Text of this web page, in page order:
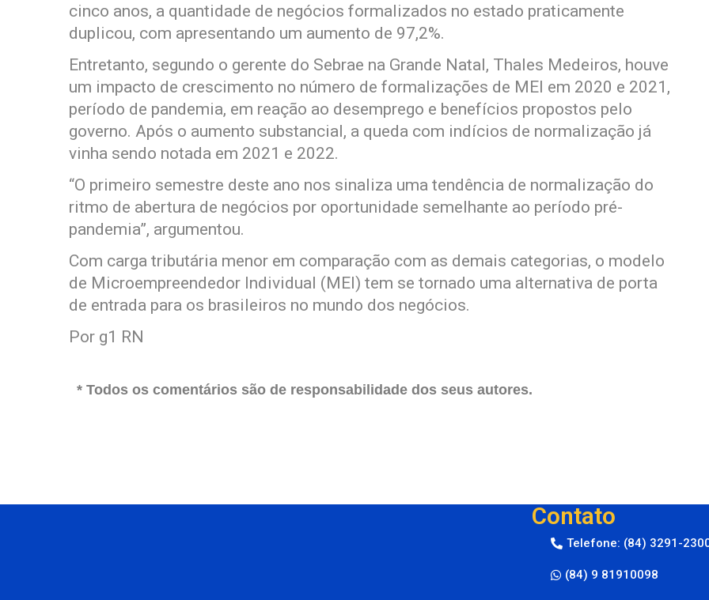
cinco anos, a quantidade de negócios formalizados no estado praticamente
duplicou, com apresentando um aumento de 97,2%.
Entretanto, segundo o gerente do Sebrae na Grande Natal, Thales Medeiros, houve
um impacto de crescimento no número de formalizações de MEI em 2020 e 2021,
período de pandemia, em reação ao desemprego e benefícios propostos pelo
governo. Após o aumento substancial, a queda com indícios de normalização já
vinha sendo notada em 2021 e 2022.
“O primeiro semestre deste ano nos sinaliza uma tendência de normalização do
ritmo de abertura de negócios por oportunidade semelhante ao período pré-
pandemia”, argumentou.
Com carga tributária menor em comparação com as demais categorias, o modelo
de Microempreendedor Individual (MEI) tem se tornado uma alternativa de porta
de entrada para os brasileiros no mundo dos negócios.
Por g1 RN
* Todos os comentários são de responsabilidade dos seus autores.
Contato
Telefone: (84) 3291-
(84) 9 81910098